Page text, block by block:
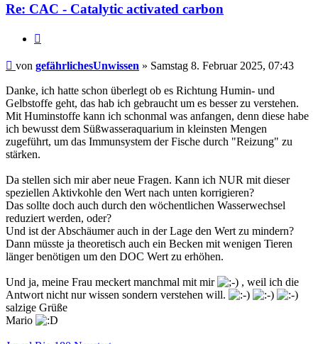
Re: CAC - Catalytic activated carbon
Beitrag
von gefährlichesUnwissen » Samstag 8. Februar 2025, 07:43
Danke, ich hatte schon überlegt ob es Richtung Humin- und
Gelbstoffe geht, das hab ich gebraucht um es besser zu verstehen.
Mit Huminstoffe kann ich schonmal was anfangen, denn diese habe
ich bewusst dem Süßwasseraquarium in kleinsten Mengen
zugeführt, um das Immunsystem der Fische durch "Reizung" zu
stärken.
Da stellen sich mir aber neue Fragen. Kann ich NUR mit dieser
speziellen Aktivkohle den Wert nach unten korrigieren?
Das sollte doch auch durch den wöchentlichen Wasserwechsel
reduziert werden, oder?
Und ist der Abschäumer auch in der Lage den Wert zu mindern?
Dann müsste ja theoretisch auch ein Becken mit wenigen Tieren
länger benötigen um den DOC Wert zu erhöhen.
Und ja, meine Frau meckert manchmal mit mir
, weil ich die
Antwort nicht nur wissen sondern verstehen will.
salzige Grüße
Mario